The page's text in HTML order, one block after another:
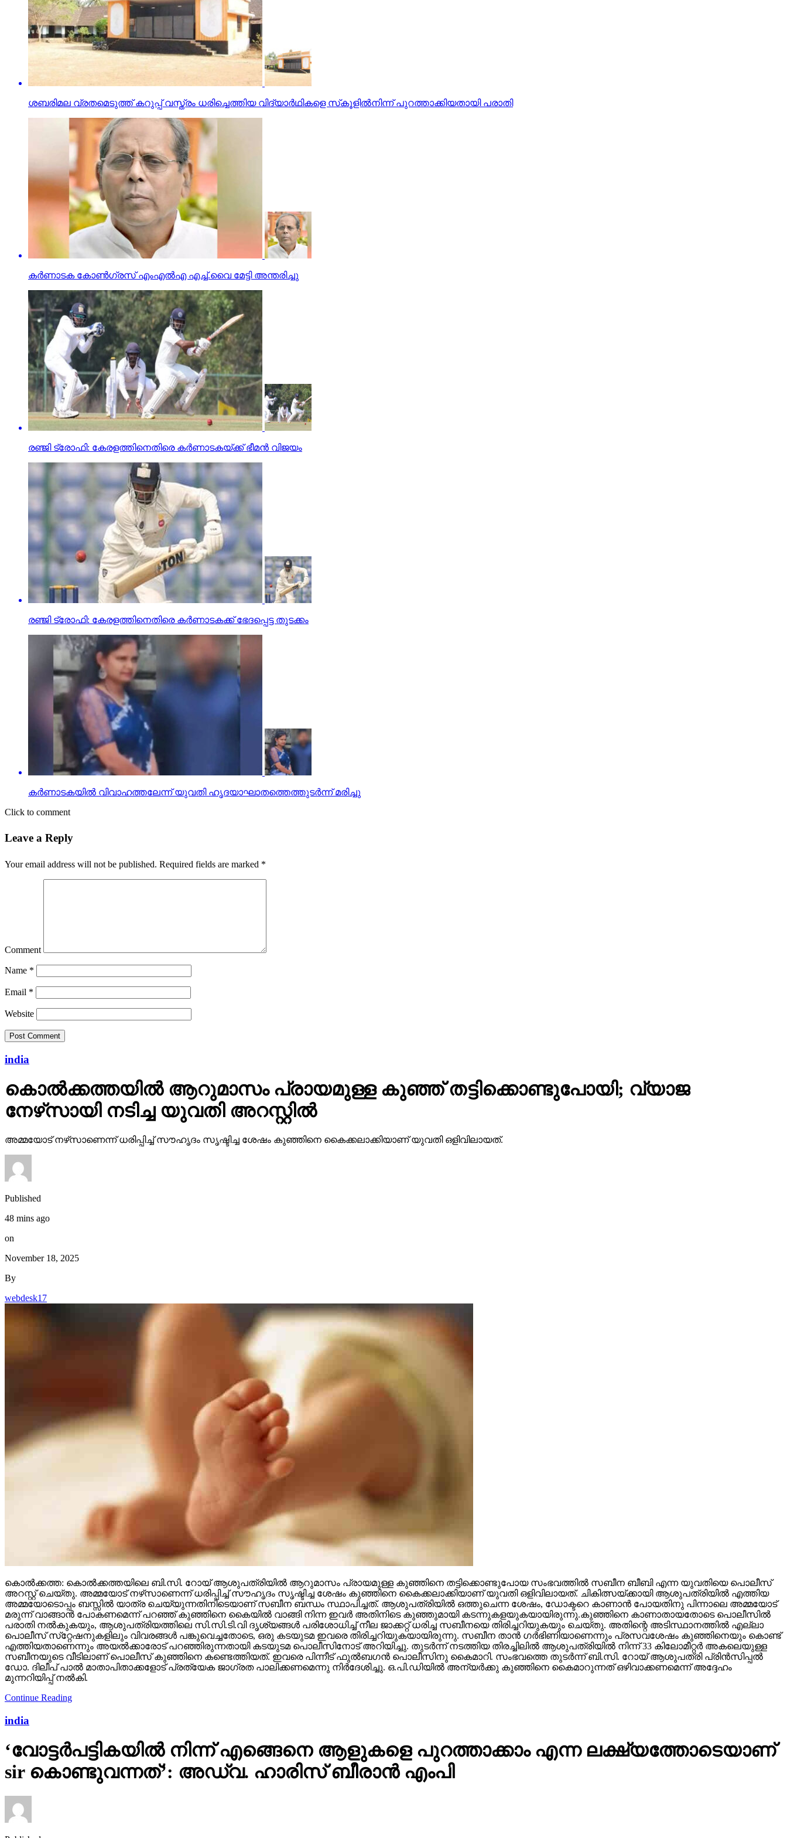
ശബരിമല വ്രതമെടുത്ത് കറുപ്പ് വസ്ത്രം ധരിച്ചെത്തിയ വിദ്യാര്‍ഥികളെ സ്‌കൂളില്‍നിന്ന് പുറത്താക്കിയതായി പരാതി
കര്‍ണാടക കോണ്‍ഗ്രസ് എംഎല്‍എ എച്ച്.വൈ മേട്ടി അന്തരിച്ചു
രഞ്ജി ട്രോഫി: കേരളത്തിനെതിരെ കര്‍ണാടകയ്ക്ക് ഭീമന്‍ വിജയം
രഞ്ജി ട്രോഫി: കേരളത്തിനെതിരെ കര്‍ണാടകക്ക് ഭേദപ്പെട്ട തുടക്കം
കര്‍ണാടകയില്‍ വിവാഹത്തലേന്ന് യുവതി ഹൃദയാഘാതത്തെത്തുടര്‍ന്ന് മരിച്ചു
Click to comment
Leave a Reply
Your email address will not be published. Required fields are marked *
Comment
Name *
Email *
Website
india
കൊല്‍ക്കത്തയില്‍ ആറുമാസം പ്രായമുള്ള കുഞ്ഞ് തട്ടിക്കൊണ്ടുപോയി; വ്യാജ
നേഴ്‌സായി നടിച്ച യുവതി അറസ്റ്റില്‍
അമ്മയോട് നഴ്‌സാണെന്ന് ധരിപ്പിച്ച് സൗഹൃദം സൃഷ്ടിച്ച ശേഷം കുഞ്ഞിനെ കൈക്കലാക്കിയാണ് യുവതി ഒളിവിലായത്.
Published
48 mins ago
on
November 18, 2025
By
webdesk17
കൊല്‍ക്കത്ത: കൊല്‍ക്കത്തയിലെ ബി.സി. റോയ് ആശുപത്രിയില്‍ ആറുമാസം പ്രായമുള്ള കുഞ്ഞിനെ തട്ടിക്കൊണ്ടുപോയ സംഭവത്തില്‍ സബീന ബീബി എന്ന യുവതിയെ പൊലീസ്
അറസ്റ്റ് ചെയ്തു. അമ്മയോട് നഴ്‌സാണെന്ന് ധരിപ്പിച്ച് സൗഹൃദം സൃഷ്ടിച്ച ശേഷം കുഞ്ഞിനെ കൈക്കലാക്കിയാണ് യുവതി ഒളിവിലായത്. ചികിത്സയ്ക്കായി ആശുപത്രിയില്‍ എത്തിയ
അമ്മയോടൊപ്പം ബസ്സില്‍ യാത്ര ചെയ്യുന്നതിനിടെയാണ് സബീന ബന്ധം സ്ഥാപിച്ചത്. ആശുപത്രിയില്‍ ഒത്തുചെന്ന ശേഷം, ഡോക്ടറെ കാണാന്‍ പോയതിനു പിന്നാലെ അമ്മയോട്
മരുന്ന് വാങ്ങാന്‍ പോകണമെന്ന് പറഞ്ഞ് കുഞ്ഞിനെ കൈയില്‍ വാങ്ങി നിന്ന ഇവര്‍ അതിനിടെ കുഞ്ഞുമായി കടന്നുകളയുകയായിരുന്നു.കുഞ്ഞിനെ കാണാതായതോടെ പൊലീസില്‍
പരാതി നല്‍കുകയും, ആശുപത്രിയത്തിലെ സി.സി.ടി.വി ദൃശ്യങ്ങള്‍ പരിശോധിച്ച് നീല ജാക്കറ്റ് ധരിച്ച സബീനയെ തിരിച്ചറിയുകയും ചെയ്തു. അതിന്റെ അടിസ്ഥാനത്തില്‍ എല്ലാ
പൊലീസ് സ്‌റ്റേഷനുകളിലും വിവരങ്ങള്‍ പങ്കുവെച്ചതോടെ, ഒരു കടയുടമ ഇവരെ തിരിച്ചറിയുകയായിരുന്നു. സബീന താന്‍ ഗര്‍ഭിണിയാണെന്നും പ്രസവശേഷം കുഞ്ഞിനെയും കൊണ്ട്
എത്തിയതാണെന്നും അയല്‍ക്കാരോട് പറഞ്ഞിരുന്നതായി കടയുടമ പൊലീസിനോട് അറിയിച്ചു. തുടര്‍ന്ന് നടത്തിയ തിരച്ചിലില്‍ ആശുപത്രിയില്‍ നിന്ന് 33 കിലോമീറ്റര്‍ അകലെയുള്ള
സബീനയുടെ വീടിലാണ് പൊലീസ് കുഞ്ഞിനെ കണ്ടെത്തിയത്. ഇവരെ പിന്നീട് ഫുല്‍ബഗന്‍ പൊലീസിനു കൈമാറി. സംഭവത്തെ തുടര്‍ന്ന് ബി.സി. റോയ് ആശുപത്രി പ്രിന്‍സിപ്പല്‍
ഡോ. ദിലീപ് പാല്‍ മാതാപിതാക്കളോട് പ്രത്യേക ജാഗ്രത പാലിക്കണമെന്നു നിര്‍ദേശിച്ചു. ഒ.പി.ഡിയില്‍ അന്യര്‍ക്കു കുഞ്ഞിനെ കൈമാറുന്നത് ഒഴിവാക്കണമെന്ന് അദ്ദേഹം
മുന്നറിയിപ്പ് നല്‍കി.
Continue Reading
india
‘വോട്ടര്‍പട്ടികയില്‍ നിന്ന് എങ്ങെനെ ആളുകളെ പുറത്താക്കാം എന്ന ലക്ഷ്യത്തോടെയാണ്
sir കൊണ്ടുവന്നത്’: അഡ്വ. ഹാരിസ് ബീരാൻ എംപി